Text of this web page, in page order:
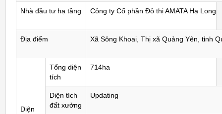
Nhà đầu tư hạ tầng Công ty Cổ phần Đô thị AMATA Hạ Long
Địa điểm Xã Sông Khoai, Thị xã Quảng Yên, tỉnh
Diện
Tổng diện
tích
714ha
Diện tích
đất xưởng
Updating